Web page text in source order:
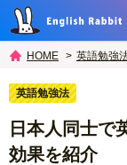
HOME 英語勉強
英語勉強法
日本人同士で
効果を紹介